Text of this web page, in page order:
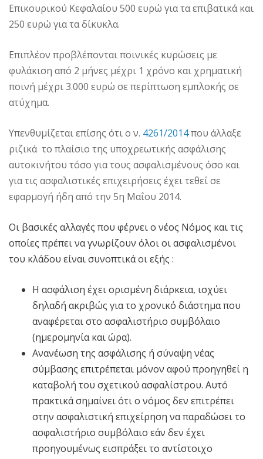
Επικουρικού Κεφαλαίου 500 ευρώ για τα επιβατικά και
250 ευρώ για τα δίκυκλα.
Επιπλέον προβλέπονται ποινικές κυρώσεις με
φυλάκιση από 2 μήνες μέχρι 1 χρόνο και χρηματική
ποινή μέχρι 3.000 ευρώ σε περίπτωση εμπλοκής σε
ατύχημα.
Υπενθυμίζεται επίσης ότι ο ν. 4261/2014που άλλαξε
ριζικά το πλαίσιο της υποχρεωτικής ασφάλισης
αυτοκινήτου τόσο για τους ασφαλισμένους όσο και
για τις ασφαλιστικές επιχειρήσεις έχει τεθεί σε
εφαρμογή ήδη από την 5η Μαΐου 2014.
Οι βασικές αλλαγές που φέρνει ο νέος Νόμος και τις
οποίες πρέπει να γνωρίζουν όλοι οι ασφαλισμένοι
του κλάδου είναι συνοπτικά οι εξής :
Η ασφάλιση έχει ορισμένη διάρκεια, ισχύει
δηλαδή ακριβώς για το χρονικό διάστημα που
αναφέρεται στο ασφαλιστήριο συμβόλαιο
(ημερομηνία και ώρα).
Ανανέωση της ασφάλισης ή σύναψη νέας
σύμβασης επιτρέπεται μόνον αφού προηγηθεί η
καταβολή του σχετικού ασφαλίστρου. Αυτό
πρακτικά σημαίνει ότι ο νόμος δεν επιτρέπει
στην ασφαλιστική επιχείρηση να παραδώσει το
ασφαλιστήριο συμβόλαιο εάν δεν έχει
προηγουμένως εισπράξει το αντίστοιχο